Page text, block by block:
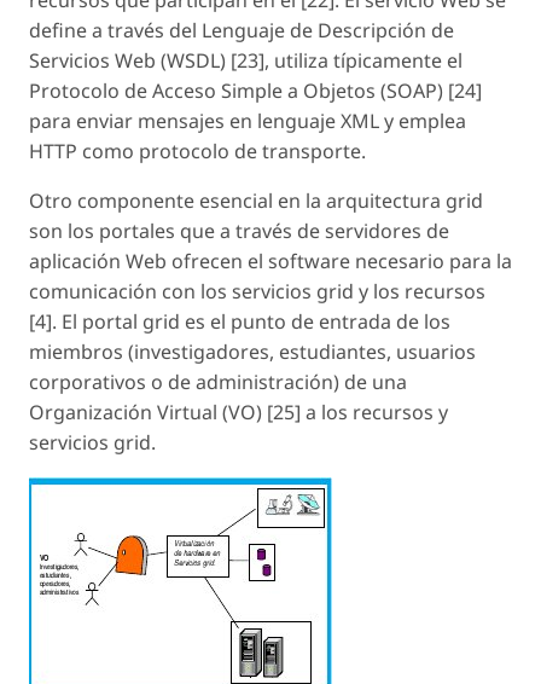
define a través del Lenguaje de Descripción de
Servicios Web (WSDL) [23], utiliza típicamente el
Protocolo de Acceso Simple a Objetos (SOAP) [24]
para enviar mensajes en lenguaje XML y emplea
HTTP como protocolo de transporte.
Otro componente esencial en la arquitectura grid
son los portales que a través de servidores de
aplicación Web ofrecen el software necesario para la
comunicación con los servicios grid y los recursos
[4]. El portal grid es el punto de entrada de los
miembros (investigadores, estudiantes, usuarios
corporativos o de administración) de una
Organización Virtual (VO) [25] a los recursos y
servicios grid.